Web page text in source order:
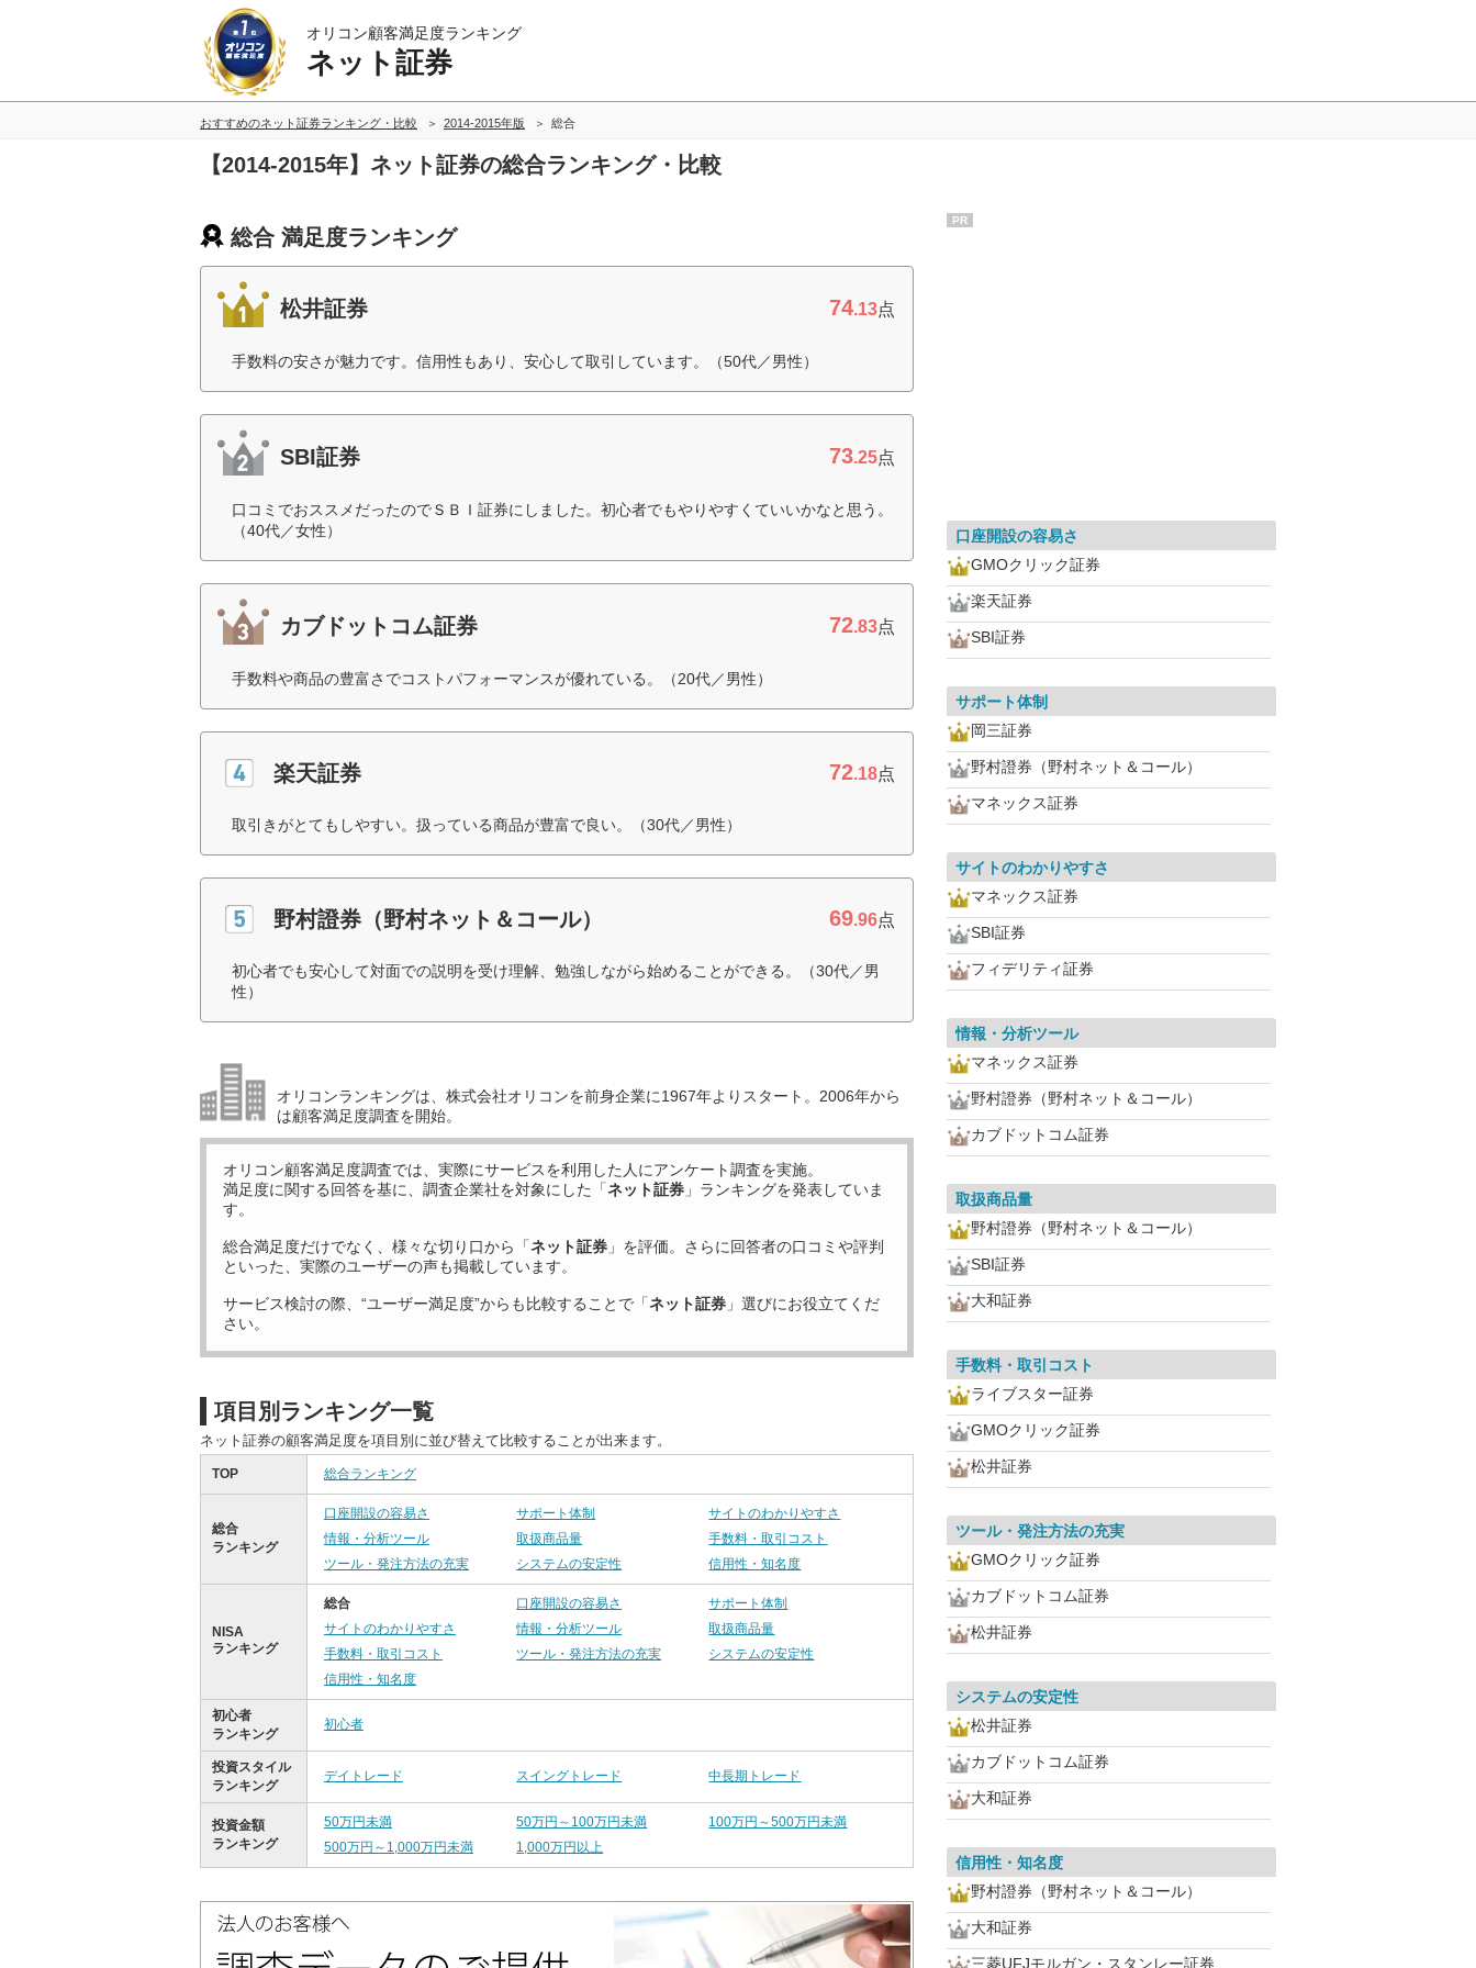
オリコン顧客満足度ランキング
ネット証券
おすすめのネット証券ランキング・比較 2014-2015年版 総合
【2014-2015年】ネット証券の総合ランキング・比較
総合 満足度ランキング
松井証券 74.13点
手数料の安さが魅力です。信用性もあり、安心して取引しています。（50代／男性）
SBI証券 73.25点
口コミでおススメだったのでＳＢＩ証券にしました。初心者でもやりやすくていいかなと思う。
（40代／女性）
カブドットコム証券 72.83点
手数料や商品の豊富さでコストパフォーマンスが優れている。（20代／男性）
楽天証券 72.18点
取引きがとてもしやすい。扱っている商品が豊富で良い。（30代／男性）
野村證券（野村ネット＆コール） 69.96点
初心者でも安心して対面での説明を受け理解、勉強しながら始めることができる。（30代／男
性）
オリコンランキングは、株式会社オリコンを前身企業に1967年よりスタート。2006年から
は顧客満足度調査を開始。
オリコン顧客満足度調査では、実際にサービスを利用した 人にアンケート調査を実施。
満足度に関する回答を基に、調査企業社を対象にした「ネット証券 」ランキングを発表していま
す。
総合満足度だけでなく、様々な切り口から「ネット証券 」を評価。さらに回答者の口コミや評判
といった、実際のユーザーの声も掲載しています。
サービス検討の際、“ユーザー満足度”からも比較することで「ネット証券 」選びにお役立てくだ
さい。
項目別ランキング一覧
ネット証券の顧客満足度を項目別に並び替えて比較することが出来ます。
TOP 総合ランキング
総合
ランキング
口座開設の容易さ サポート体制
サイトのわかりやすさ
情報・分析ツール
取扱商品量
手数料・取引コスト
ツール・発注方法の充実
システムの安定性 信用性・知名度
NISA
ランキング
総合 口座開設の容易さ
サポート体制
サイトのわかりやすさ
情報・分析ツール
取扱商品量
手数料・取引コスト
ツール・発注方法の充実
システムの安定性
信用性・知名度
初心者
ランキング
初心者
投資スタイル
ランキング
デイトレード スイングトレード 中長期トレード
投資金額
ランキング
50万円未満 50万円～100万円未満
100万円～500万円未満
500万円～1,000万円未満
1,000万円以上
PR
口座開設の容易さ
GMOクリック証券
楽天証券
SBI証券
サポート体制
岡三証券
野村證券（野村ネット＆コール）
マネックス証券
サイトのわかりやすさ
マネックス証券
SBI証券
フィデリティ証券
情報・分析ツール
マネックス証券
野村證券（野村ネット＆コール）
カブドットコム証券
取扱商品量
野村證券（野村ネット＆コール）
SBI証券
大和証券
手数料・取引コスト
ライブスター証券
GMOクリック証券
松井証券
ツール・発注方法の充実
GMOクリック証券
カブドットコム証券
松井証券
システムの安定性
松井証券
カブドットコム証券
大和証券
信用性・知名度
野村證券（野村ネット＆コール）
大和証券
三菱UFJモルガン・スタンレー証券